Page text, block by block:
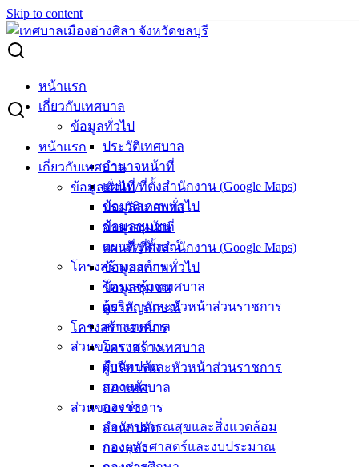
Skip to content
หน้าแรก
เกี่ยวกับเทศบาล
ข้อมูลทั่วไป
ประวัติเทศบาล
อำนาจหน้าที่
แผนที่/ที่ตั้งสำนักงาน (Google Maps)
ข้อมูลสภาพทั่วไป
ข้อมูลชุมชน
ตราสัญลักษณ์
โครงสร้างองค์กร
โครงสร้างเทศบาล
ผู้บริหารและหัวหน้าส่วนราชการ
สภาเทศบาล
ส่วนของราชการ
สำนักปลัด
กองคลัง
กองช่าง
กองสาธารณสุขและสิ่งแวดล้อม
กองยุทธศาสตร์และงบประมาณ
หน้าแรก
เกี่ยวกับเทศบาล
ข้อมูลทั่วไป
ประวัติเทศบาล
อำนาจหน้าที่
แผนที่/ที่ตั้งสำนักงาน (Google Maps)
ข้อมูลสภาพทั่วไป
ข้อมูลชุมชน
ตราสัญลักษณ์
โครงสร้างองค์กร
โครงสร้างเทศบาล
ผู้บริหารและหัวหน้าส่วนราชการ
สภาเทศบาล
ส่วนของราชการ
สำนักปลัด
กองคลัง
Search for:
ประกาศผู้ชนะการเสนอราคา จ้างเหมาทำความสะอาด อาคาร
สำนักงานเทศบาลเมืองอ่างศิลา โดยวิธีเฉพาะเจาะจง
ประกาศผู้ชนะการเสนอราคา จ้างเหมา
ทำความสะอาด อาคารสำนักงานเทศบาล
เมืองอ่างศิลา โดยวิธีเฉพาะเจาะจง
มีนาคม 30, 2023มีนาคม 30, 2023 vichakarn
ประกาศผู้ชนะ